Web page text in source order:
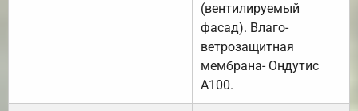
(вентилируемый
фасад). Влаго-
ветрозащитная
мембрана- Ондутис
А100.